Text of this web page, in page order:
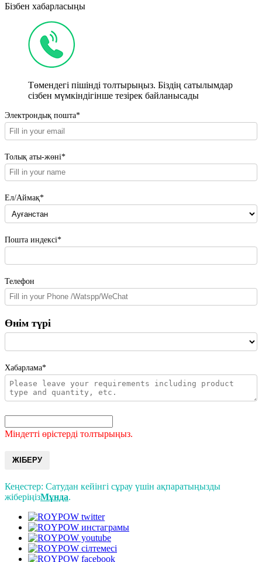
Бізбен хабарласыңы
Төмендегі пішінді толтырыңыз. Біздің сатылымдар
сізбен мүмкіндігінше тезірек байланысады
Электрондық пошта*
Толық аты-жөні*
Ел/Аймақ*
Пошта индексі*
Телефон
Өнім түрі
Хабарлама*
Міндетті өрістерді толтырыңыз.
ЖІБЕРУ
Кеңестер: Сатудан кейінгі сұрау үшін ақпаратыңызды
жіберіңізМұнда.